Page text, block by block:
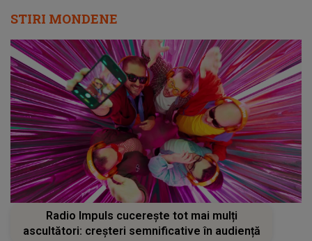
STIRI MONDENE
Radio Impuls cucerește tot mai mulți
ascultători: creșteri semnificative în audiență